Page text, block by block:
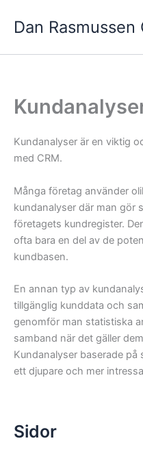
Dan Rasmussen
Kundanalyser är en viktig
med CRM.
Många företag använder
kundanalyser där man gör
företagets kundregister.
ofta bara en del av de
kundbasen.
En annan typ av
tillgänglig kunddata och
genomför man statistiska
samband när det gäller
Kundanalyser baserade
ett djupare och mer
Sidor